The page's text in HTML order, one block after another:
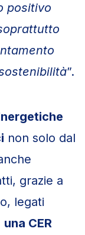
positivo
”.
non solo dal
grazie a
legati
una CER